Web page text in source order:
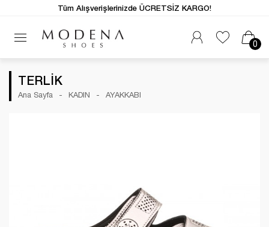
0
Tüm Alışverişlerinizde ÜCRETSİZ KARGO!
TERLİK
Ana Sayfa KADIN AYAKKABI